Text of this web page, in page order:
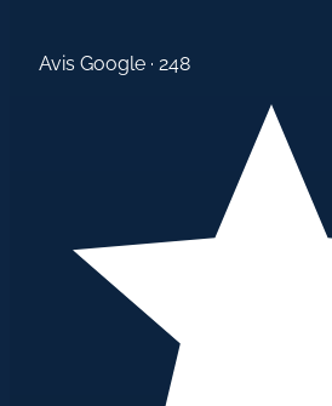
Avis Google · 248